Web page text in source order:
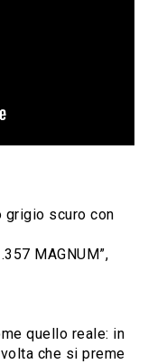
grigio scuro con
MAGNUM”,
quello reale: in
che si preme